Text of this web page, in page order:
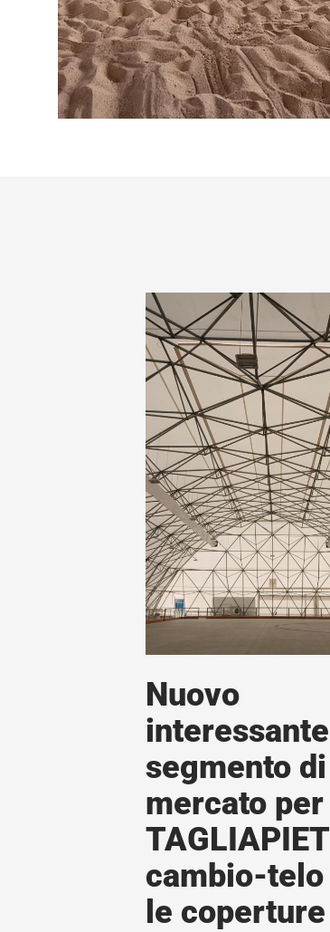
Nuovo
interessante
segmento di
mercato per
cambio-
le coperture